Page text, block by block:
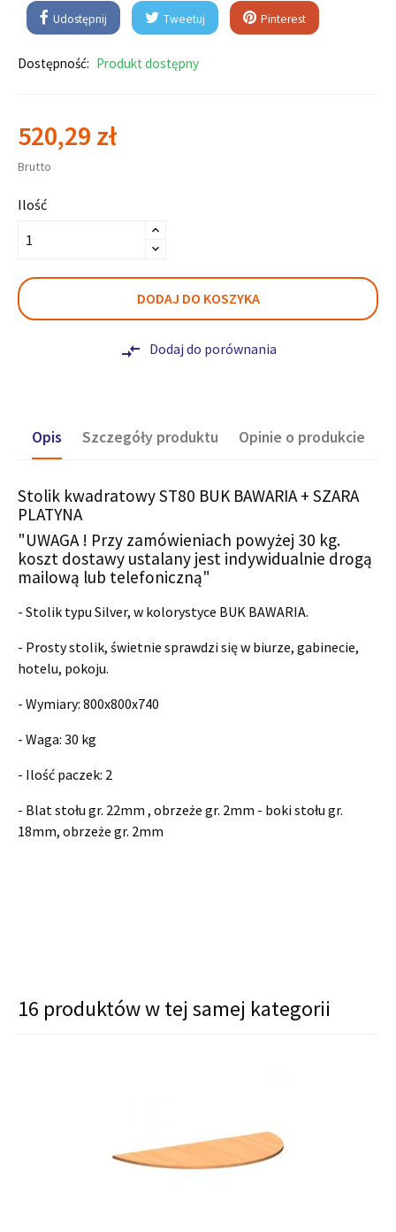
Udostępnij Tweetuj Pinterest
Dostępność: Produkt dostępny
520,29 zł
Brutto
Ilość
DODAJ DO KOSZYKA
compare_arrows Dodaj do porównania
Opis Szczegóły produktu Opinie o produkcie
Stolik kwadratowy ST80 BUK BAWARIA + SZARA
PLATYNA
"UWAGA ! Przy zamówieniach powyżej 30 kg.
koszt dostawy ustalany jest indywidualnie drogą
mailową lub telefoniczną"
- Stolik typu Silver, w kolorystyce BUK BAWARIA.
- Prosty stolik, świetnie sprawdzi się w biurze, gabinecie,
hotelu, pokoju.
- Wymiary: 800x800x740
- Waga: 30 kg
- Ilość paczek: 2
- Blat stołu gr. 22mm , obrzeże gr. 2mm - boki stołu gr.
18mm, obrzeże gr. 2mm
16 produktów w tej samej kategorii